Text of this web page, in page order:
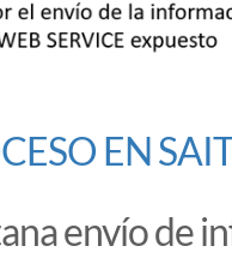
EN
envío de